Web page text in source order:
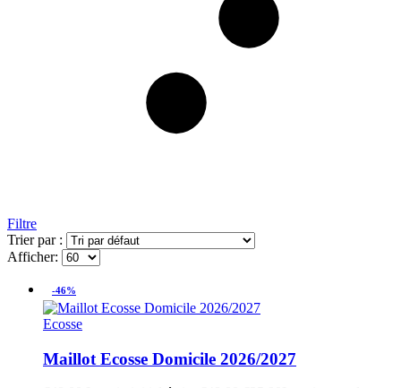
Filtre
Trier par :
Afficher:
-46%
Ecosse
Maillot Ecosse Domicile 2026/2027